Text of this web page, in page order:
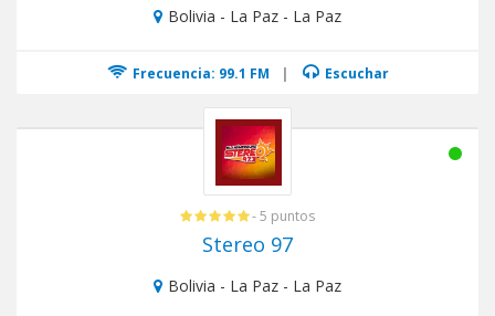
Bolivia - La Paz - La Paz
Frecuencia: 99.1 FM | Escuchar
- 5 puntos
Stereo 97
Bolivia - La Paz - La Paz